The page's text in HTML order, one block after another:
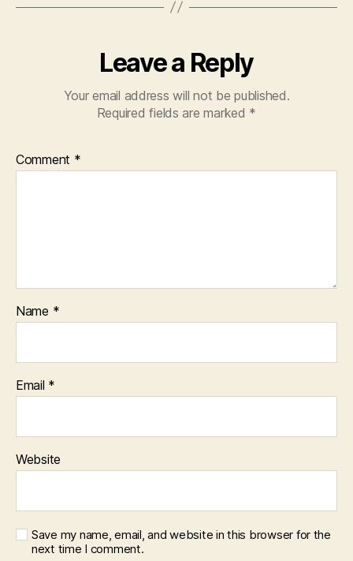
Leave a Reply
Your email address will not be published.
Required fields are marked *
Comment *
Name *
Email *
Website
Save my name, email, and website in this browser for the
next time I comment.